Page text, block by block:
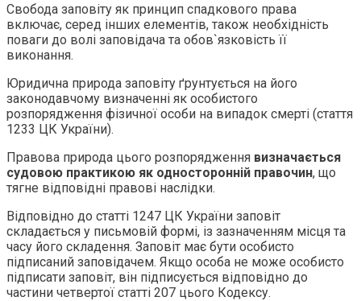
Свобода заповіту як принцип спадкового права
включає, серед інших елементів, також необхідність
поваги до волі заповідача та обов`язковість її
виконання.
Юридична природа заповіту ґрунтується на його
законодавчому визначенні як особистого
розпорядження фізичної особи на випадок смерті (стаття
1233 ЦК України).
Правова природа цього розпорядження визначається
судовою практикою як односторонній правочин, що
тягне відповідні правові наслідки.
Відповідно до статті 1247 ЦК України заповіт
складається у письмовій формі, із зазначенням місця та
часу його складення. Заповіт має бути особисто
підписаний заповідачем. Якщо особа не може особисто
підписати заповіт, він підписується відповідно до
частини четвертої статті 207 цього Кодексу.